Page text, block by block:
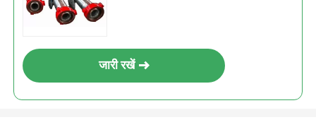
जारी रखें